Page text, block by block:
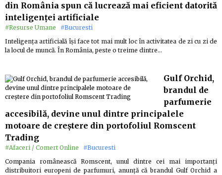
din România spun că lucrează mai eficient datorită
inteligenței artificiale
#Resurse Umane
#Bucuresti
Inteligența artificială își face tot mai mult loc în activitatea de zi cu zi de
la locul de muncă. În România, peste o treime dintre…
Gulf Orchid,
brandul de
parfumerie
accesibilă, devine unul dintre principalele
motoare de creștere din portofoliul Romscent
Trading
#Afaceri / Comert Online
#Bucuresti
Compania românească Romscent, unul dintre cei mai importanți
distribuitori europeni de parfumuri, anunță că brandul Gulf Orchid a